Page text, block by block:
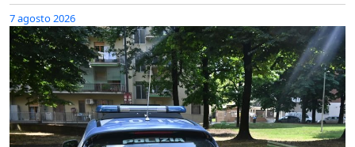
7 agosto 2026